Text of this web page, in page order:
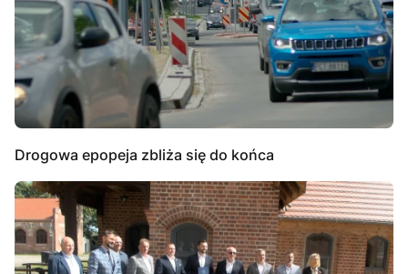
Drogowa epopeja zbliża się do końca